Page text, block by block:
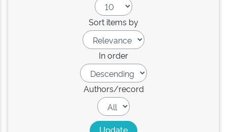
Sort items by
In order
Authors/record